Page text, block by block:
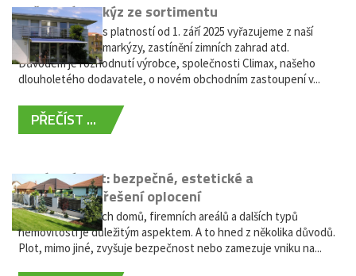
Vyřazení markýz ze sortimentu
Vážení zákazníci, s platností od 1. září 2025 vyřazujeme z naší
nabídky výsuvné markýzy, zastínění zimních zahrad atd.
Důvodem je rozhodnutí výrobce, společnosti Climax, našeho
dlouholetého dodavatele, o novém obchodním zastoupení v...
PŘEČÍST ...
Hliníkový plot: bezpečné, estetické a
bezúdržbové řešení oplocení
Oplocení rodinných domů, firemních areálů a dalších typů
nemovitostí je důležitým aspektem. A to hned z několika důvodů.
Plot, mimo jiné, zvyšuje bezpečnost nebo zamezuje vniku na...